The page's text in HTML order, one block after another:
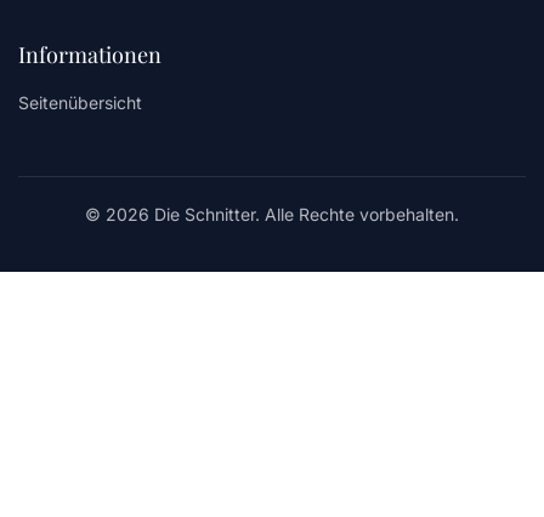
Informationen
Seitenübersicht
© 2026 Die Schnitter. Alle Rechte vorbehalten.